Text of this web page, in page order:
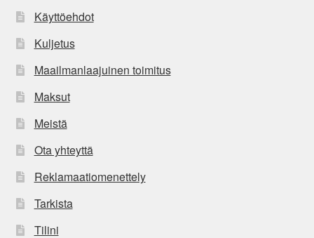
Käyttöehdot
Kuljetus
Maailmanlaajuinen toimitus
Maksut
Meistä
Ota yhteyttä
Reklamaatiomenettely
Tarkista
Tilini